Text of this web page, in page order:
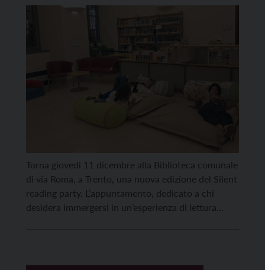
Torna giovedì 11 dicembre alla Biblioteca comunale
di via Roma, a Trento, una nuova edizione del Silent
reading party. L’appuntamento, dedicato a chi
desidera immergersi in un’esperienza di lettura
Natale, i partecipanti […]